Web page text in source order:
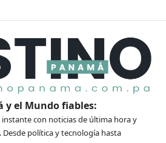
y el Mundo fiables:
con noticias de última hora y
política y tecnología hasta